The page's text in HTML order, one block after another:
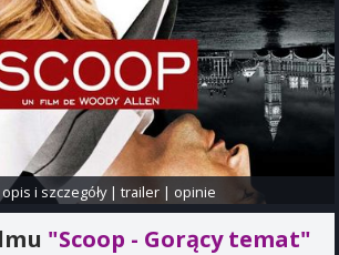
opis i szczegóły|trailer | opinie
"Scoop - Gorący temat"